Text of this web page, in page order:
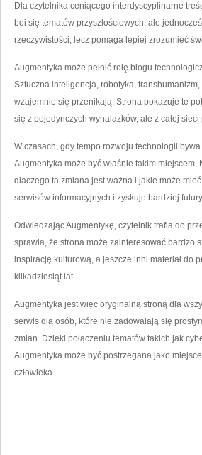
Dla czytelnika ceniącego interdyscyplinarne
boi się tematów przyszłościowych, ale
rzeczywistości, lecz pomaga lepiej zrozumieć
Augmentyka może pełnić rolę blogu
Sztuczna inteligencja, robotyka,
wzajemnie się przenikają. Strona pokazuje te
się z pojedynczych wynalazków, ale z całej sieci
W czasach, gdy tempo rozwoju technologii
Augmentyka może być właśnie takim
dlaczego ta zmiana jest ważna i jakie może
serwisów informacyjnych i zyskuje bardziej
Odwiedzając Augmentykę, czytelnik trafia do
sprawia, że strona może zainteresować bardzo
inspirację kulturową, a jeszcze inni materiał do
kilkadziesiąt lat.
Augmentyka jest więc oryginalną stroną dla
serwis dla osób, które nie zadowalają się
zmian. Dzięki połączeniu tematów takich jak
Augmentyka może być postrzegana jako
człowieka.